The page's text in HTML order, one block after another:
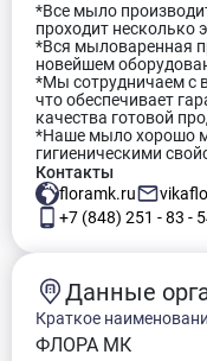
*Все мыло
проходит несколько
*Вся мыловаренная
новейшем
*Мы сотрудничаем с
что обеспечивает
качества готовой
*Наше мыло хорошо
гигиеническими
Контакты
floramk.ru
+7 (848) 251 - 83 -
Данные
Краткое
ФЛОРА МК